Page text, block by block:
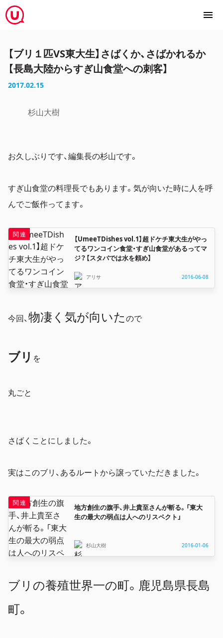
【ブリ１匹VS東大生】さばくか、さばかれるか
【長島大陸からすぎ山食堂への刺客】
2017.02.15
杉山大樹
お久しぶりです、編集長の杉山です。
すぎ山食堂の料理長でもあります。気が向いた時に人を呼
んでご飯作ってます。
【UmeeTDishes vol.1】超ドケチ東大生がやっ
てるワンコイン食堂・すぎ山食堂があるってマ
ジ？【スタバでは水を頼め】
アリサ 2016-06-08
今回、物凄く気が向いたので
ブリ を
丸ごと
さばくことにしました。
実はこのブリ、あるルートから譲っていただきました。
地方創生の旗手、井上貴至さんが斬る。「東大
生の最大の弱点は人へのリスペクト」
杉山大樹 2016-01-06
ブリの養殖世界一の町。鹿児島県長島
町。